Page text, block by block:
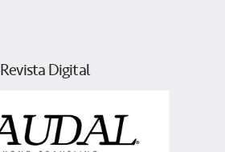
Revista Digital